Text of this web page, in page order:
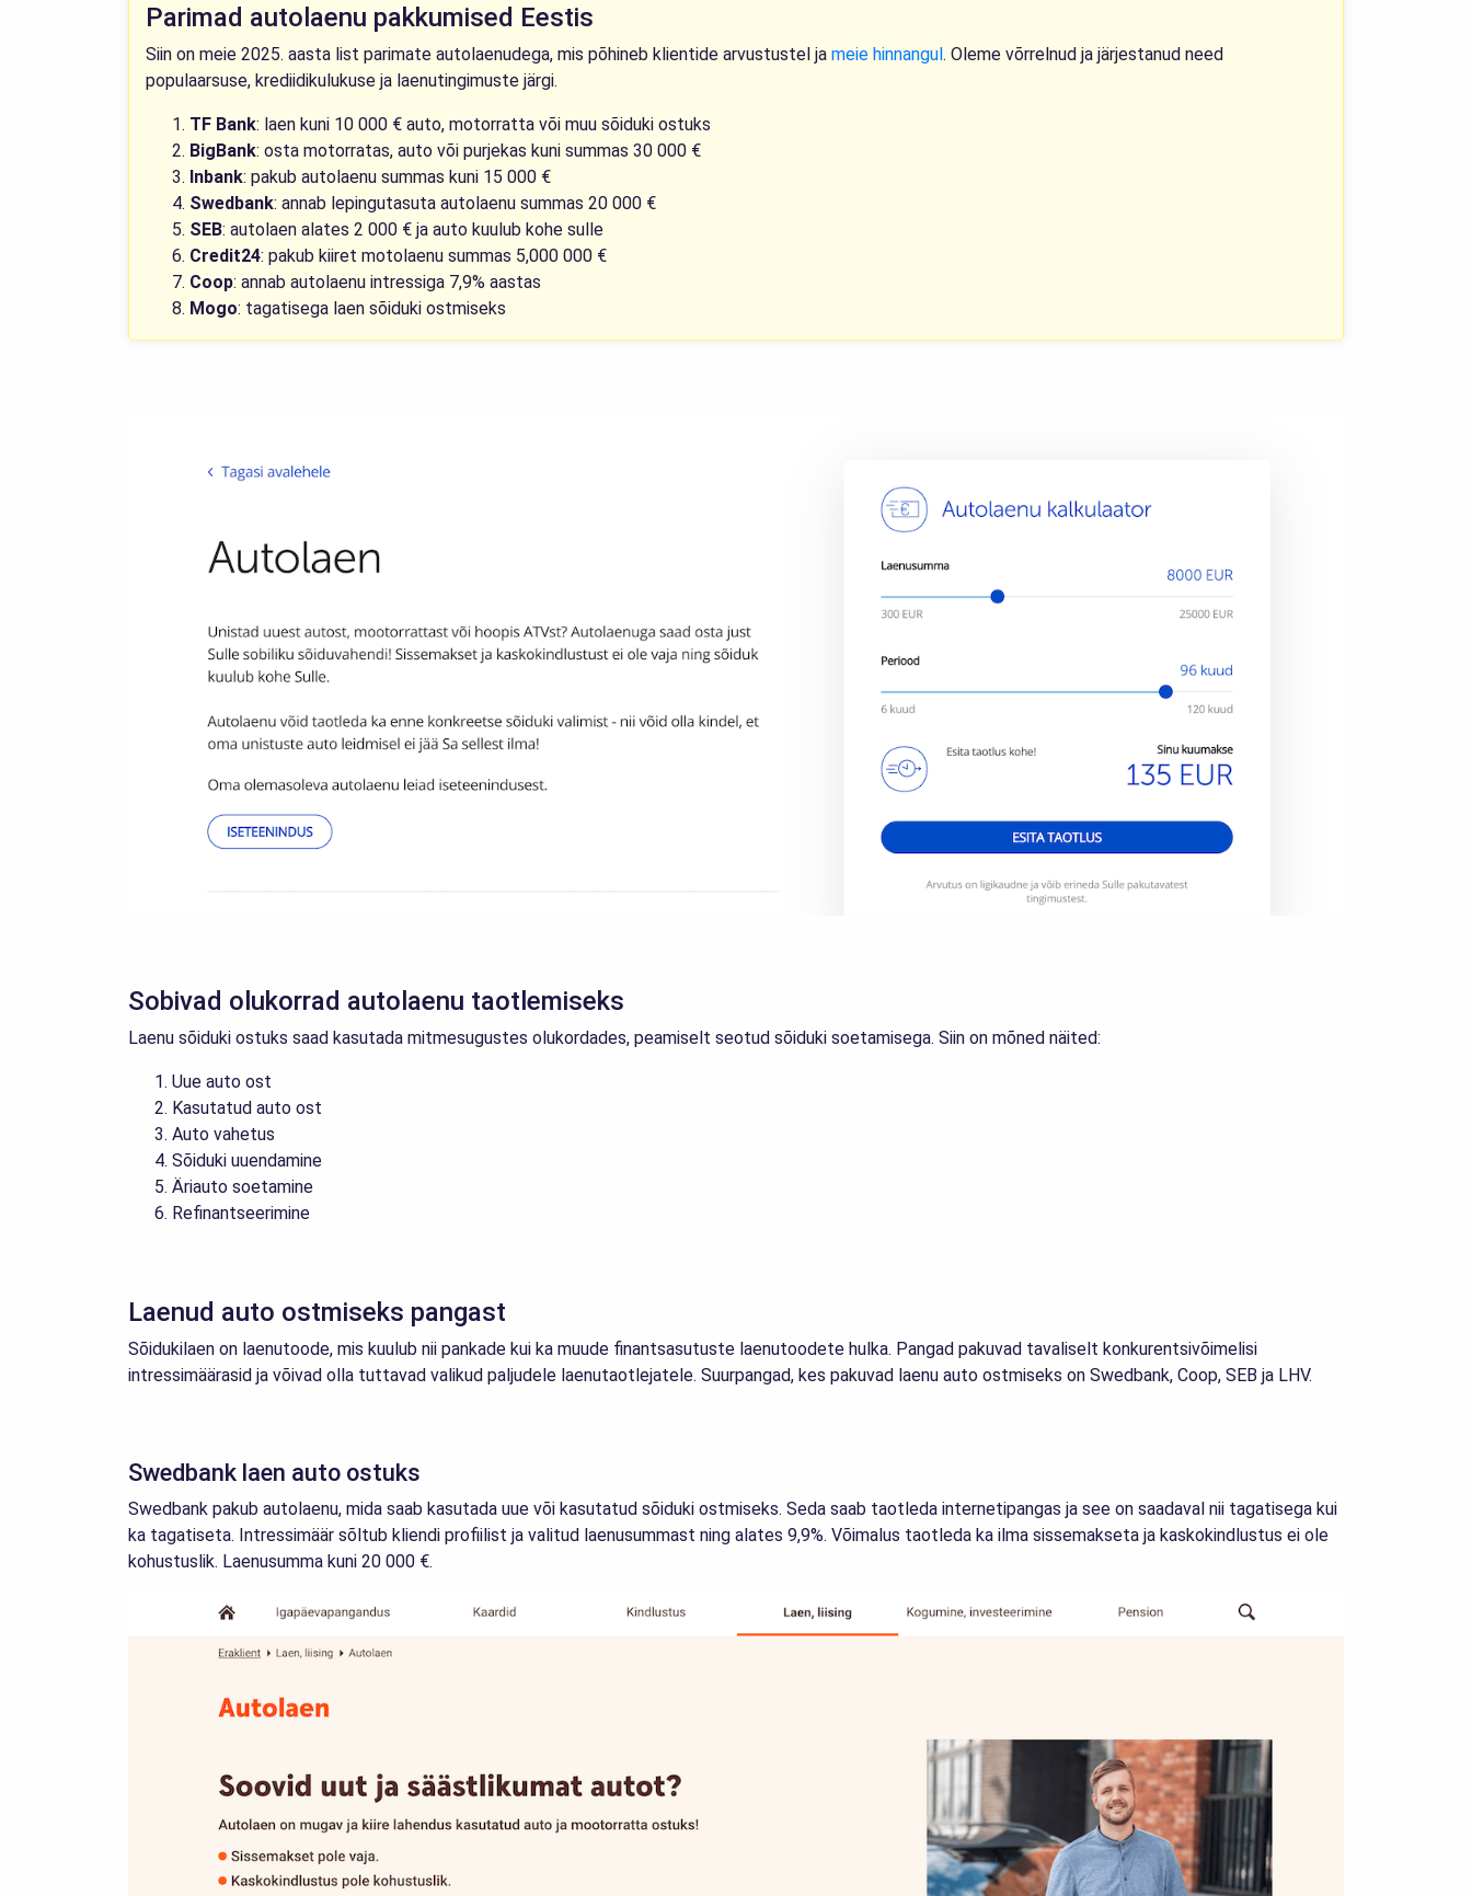
Parimad autolaenu pakkumised Eestis
Siin on meie 2025. aasta list parimate autolaenudega, mis põhineb klientide arvustustel ja meie hinnangul. Oleme võrrelnud ja järjestanud need
populaarsuse, krediidikulukuse ja laenutingimuste järgi.
TF Bank: laen kuni 10 000 € auto, motorratta või muu sõiduki ostuks
BigBank: osta motorratas, auto või purjekas kuni summas 30 000 €
Inbank: pakub autolaenu summas kuni 15 000 €
Swedbank: annab lepingutasuta autolaenu summas 20 000 €
SEB: autolaen alates 2 000 € ja auto kuulub kohe sulle
Credit24: pakub kiiret motolaenu summas 5,000 000 €
Coop: annab autolaenu intressiga 7,9% aastas
Mogo: tagatisega laen sõiduki ostmiseks
Sobivad olukorrad autolaenu taotlemiseks
Laenu sõiduki ostuks saad kasutada mitmesugustes olukordades, peamiselt seotud sõiduki soetamisega. Siin on mõned näited:
Uue auto ost
Kasutatud auto ost
Auto vahetus
Sõiduki uuendamine
Äriauto soetamine
Refinantseerimine
Laenud auto ostmiseks pangast
Sõidukilaen on laenutoode, mis kuulub nii pankade kui ka muude finantsasutuste laenutoodete hulka. Pangad pakuvad tavaliselt konkurentsivõimelisi
intressimäärasid ja võivad olla tuttavad valikud paljudele laenutaotlejatele. Suurpangad, kes pakuvad laenu auto ostmiseks on Swedbank, Coop, SEB ja LHV.
Swedbank laen auto ostuks
Swedbank pakub autolaenu, mida saab kasutada uue või kasutatud sõiduki ostmiseks. Seda saab taotleda internetipangas ja see on saadaval nii tagatisega kui
ka tagatiseta. Intressimäär sõltub kliendi profiilist ja valitud laenusummast ning alates 9,9%. Võimalus taotleda ka ilma sissemakseta ja kaskokindlustus ei ole
kohustuslik. Laenusumma kuni 20 000 €.